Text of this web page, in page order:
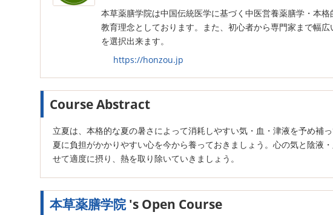
本草薬膳学院は中国伝統医学に基づく中医営養薬膳学・本
教育理念としております。また、初心者から専門家まで幅
を選択出来ます。
https://honzou.jp
Course Abstract
立夏は、本格的な夏の暑さによって消耗しやすい気・血・津液を予め補っ
夏に負担がかかりやすい心を今から養っておきましょう。心の気と陰液
せて適度に摂り、熱を取り除いていきましょう。
本草薬膳学院's Open Course